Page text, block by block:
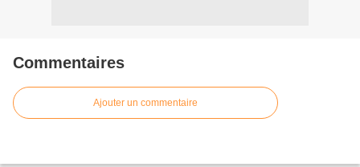
Commentaires
Ajouter un commentaire